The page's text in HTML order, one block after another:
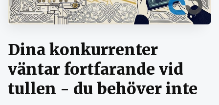
Dina konkurrenter
väntar fortfarande vid
tullen - du behöver inte